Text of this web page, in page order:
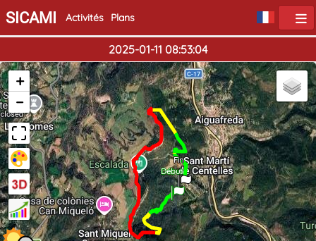
SICAMI Activités Plans
2025-01-11 08:53:04
Début
Fin
+
−